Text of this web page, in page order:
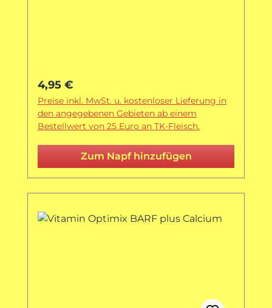
Regulärer Preis:
4,95 €
Preise inkl. MwSt. u. kostenloser Lieferung in
den angegebenen Gebieten ab einem
Bestellwert von 25 Euro an TK-Fleisch.
Zum Napf hinzufügen